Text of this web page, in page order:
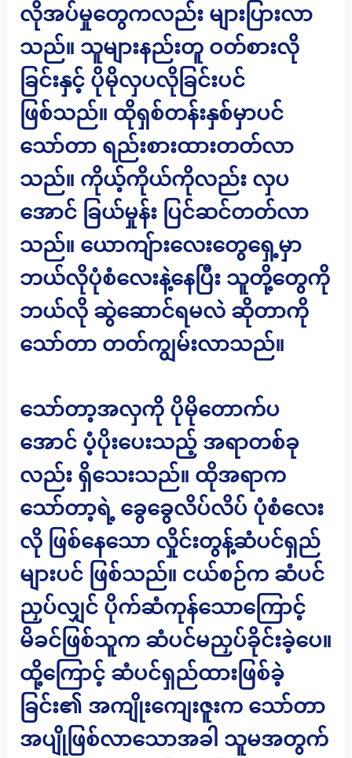
လိုအပ်မှုတွေကလည်း များပြားလာ
သည်။ သူများနည်းတူ ဝတ်စားလို
ခြင်းနှင့် ပိုမိုလှပလိုခြင်းပင်
ဖြစ်သည်။ ထိုရှစ်တန်းနှစ်မှာပင်
သော်တာ ရည်းစားထားတတ်လာ
သည်။ ကိုယ့်ကိုယ်ကိုလည်း လှပ
အောင် ခြယ်မှုန်း ပြင်ဆင်တတ်လာ
သည်။ ယောကျ်ားလေးတွေရှေ့မှာ
ဘယ်လိုပုံစံလေးနဲ့နေပြီး သူတို့တွေကို
ဘယ်လို ဆွဲဆောင်ရမလဲ ဆိုတာကို
သော်တာ တတ်ကျွမ်းလာသည်။
သော်တာ့အလှကို ပိုမိုတောက်ပ
အောင် ပံ့ပိုးပေးသည့် အရာတစ်ခု
လည်း ရှိသေးသည်။ ထိုအရာက
သော်တာ့ရဲ့ ခွေခွေလိပ်လိပ် ပုံစံလေး
လို ဖြစ်နေသော လှိုင်းတွန့်ဆံပင်ရှည်
များပင် ဖြစ်သည်။ ငယ်စဉ်က ဆံပင်
ညှပ်လျှင် ပိုက်ဆံကုန်သောကြောင့်
မိခင်ဖြစ်သူက ဆံပင်မညှပ်ခိုင်းခဲ့ပေ။
ထို့ကြောင့် ဆံပင်ရှည်ထားဖြစ်ခဲ့
ခြင်း၏ အကျိုးကျေးဇူးက သော်တာ
အပျိုဖြစ်လာသောအခါ သူမအတွက်